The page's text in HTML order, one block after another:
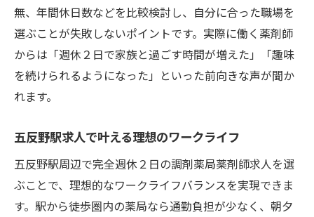
無、年間休日数などを比較検討し、自分に合った職場を
選ぶことが失敗しないポイントです。実際に働く薬剤師
からは「週休２日で家族と過ごす時間が増えた」「趣味
を続けられるようになった」といった前向きな声が聞か
れます。
五反野駅求人で叶える理想のワークライフ
五反野駅周辺で完全週休２日の調剤薬局薬剤師求人を選
ぶことで、理想的なワークライフバランスを実現できま
す。駅から徒歩圏内の薬局なら通勤負担が少なく、朝夕